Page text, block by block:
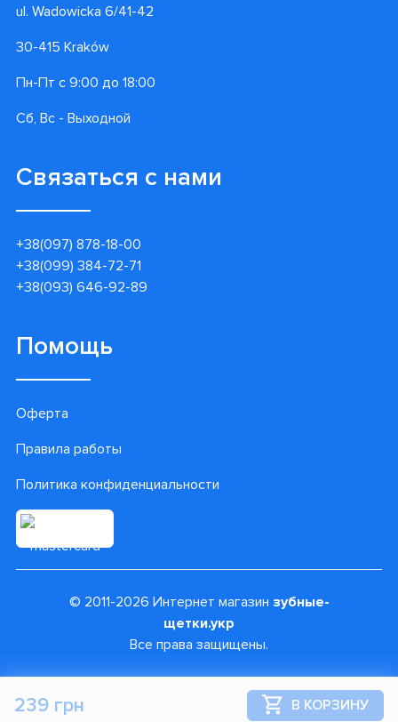
239 грн В КОРЗИНУ
ul. Wadowicka 6/41-42
30-415 Kraków
Пн-Пт с 9:00 до 18:00
Сб, Вс - Выходной
Связаться с нами
+38(097) 878-18-00
+38(099) 384-72-71
+38(093) 646-92-89
Помощь
Оферта
Правила работы
Политика конфиденциальности
© 2011-2026 Интернет магазин зубные-
щетки.укр
Все права защищены.